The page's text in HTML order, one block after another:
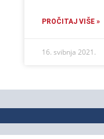
PROČITAJ VIŠE »
16. svibnja 2021.